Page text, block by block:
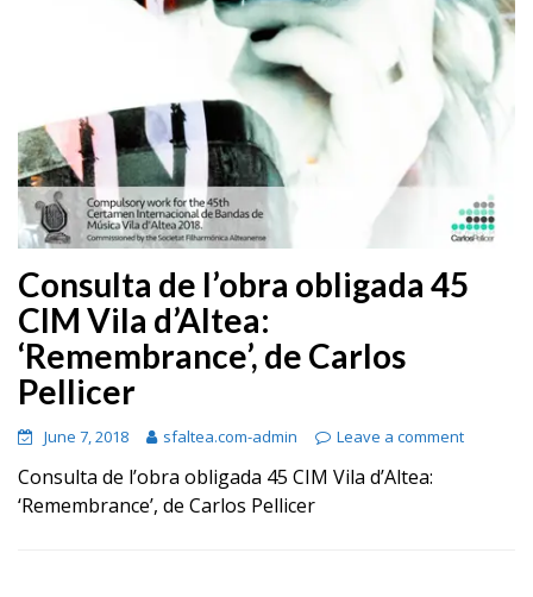
Consulta de l’obra obligada 45
CIM Vila d’Altea:
‘Remembrance’, de Carlos
Pellicer
June 7, 2018 sfaltea.com-admin Leave a comment
Consulta de l’obra obligada 45 CIM Vila d’Altea:
‘Remembrance’, de Carlos Pellicer